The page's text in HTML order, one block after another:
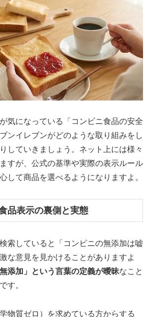
気になっている「コンビニ食品の安全
ンイレブンがどのような取り組みをし
していきましょう。ネット上には様々
すが、公式の基準や実際の表示ルール
して商品を選べるようになりますよ。
品表示の裏側と実態
索していると「コンビニの無添加は嘘
な意見を見かけることがありますよ
無添加」という言葉の定義が曖昧なこと
す。
物質ゼロ）を求めている方からする